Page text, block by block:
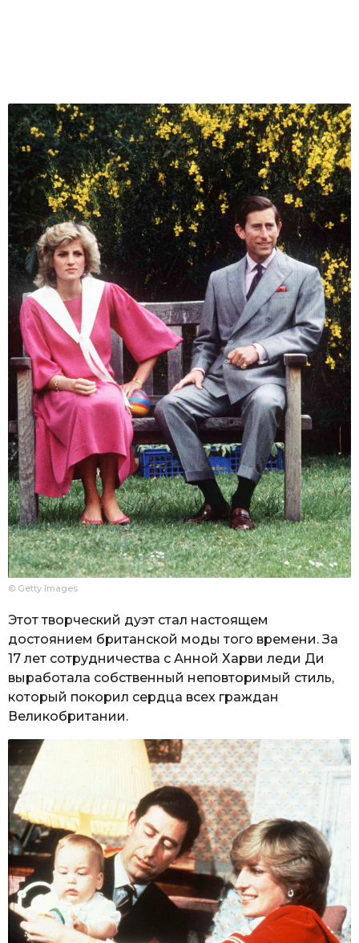
© Getty Images
Этот творческий дуэт стал настоящем
достоянием британской моды того времени. За
17 лет сотрудничества с Анной Харви леди Ди
выработала собственный неповторимый стиль,
который покорил сердца всех граждан
Великобритании.